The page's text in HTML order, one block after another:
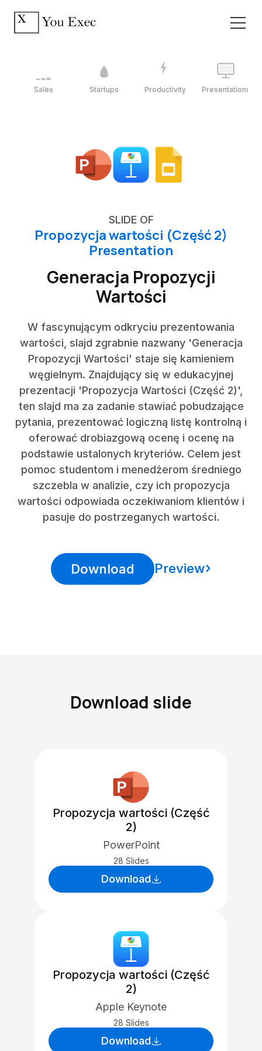
Sales Startups Productivity Presentations
SLIDE OF
Propozycja wartości (Część 2)
Presentation
Generacja Propozycji
Wartości
W fascynującym odkryciu prezentowania
wartości, slajd zgrabnie nazwany 'Generacja
Propozycji Wartości' staje się kamieniem
węgielnym. Znajdujący się w edukacyjnej
prezentacji 'Propozycja Wartości (Część 2)',
ten slajd ma za zadanie stawiać pobudzające
pytania, prezentować logiczną listę kontrolną i
oferować drobiazgową ocenę i ocenę na
podstawie ustalonych kryteriów. Celem jest
pomoc studentom i menedżerom średniego
szczebla w analizie, czy ich propozycja
wartości odpowiada oczekiwaniom klientów i
pasuje do postrzeganych wartości.
Download Preview
Download slide
Propozycja wartości (Część
2)
PowerPoint
28 Slides
Download
Propozycja wartości (Część
2)
Apple Keynote
28 Slides
Download